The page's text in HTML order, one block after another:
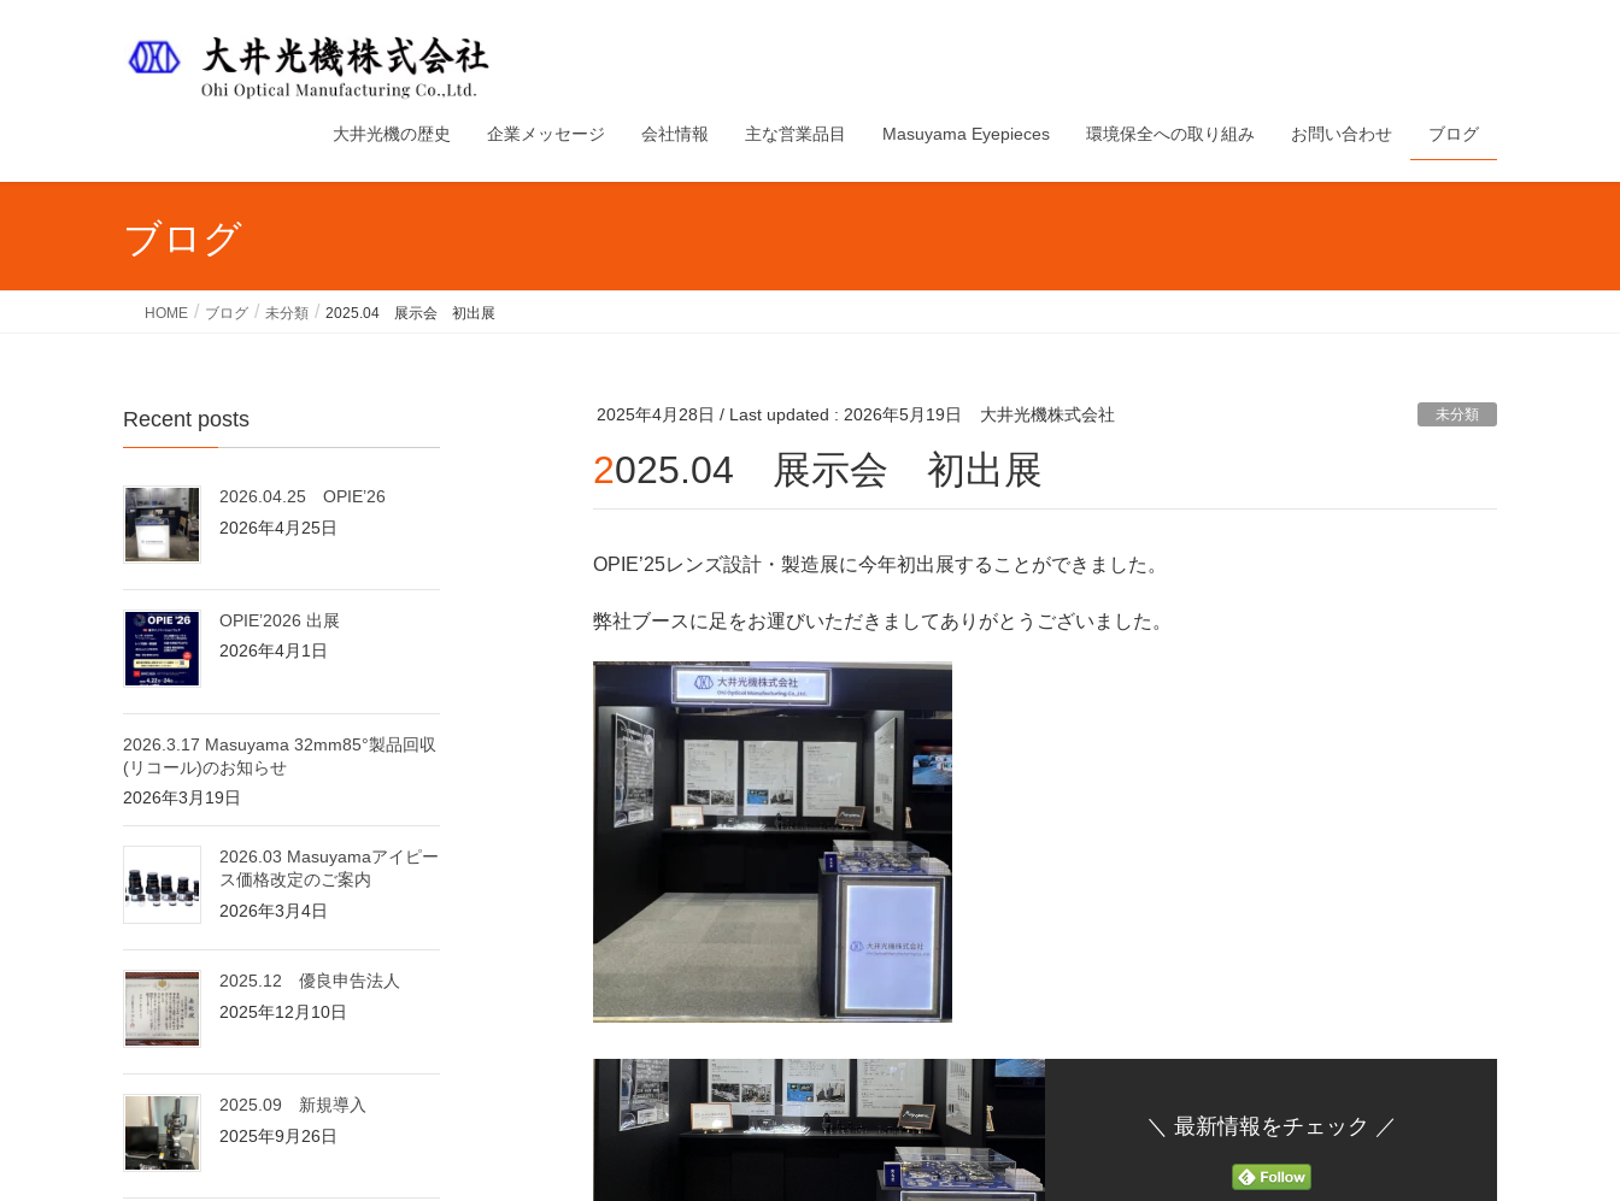
大井光機の歴史 企業メッセージ 会社情報 主な営業品目 Masuyama Eyepieces 環境保全への取り組み お問い合わせ ブログ
ブログ
HOME ブログ 未分類 2025.04 展示会 初出展
2025年4月28日 / Last updated : 2026年5月19日 大井光機株式会社 未分類
2025.04 展示会 初出展
OPIE’25レンズ設計・製造展に今年初出展することができました。
弊社ブースに足をお運びいただきましてありがとうございました。
＼ 最新情報をチェック ／
Recent posts
2026.04.25 OPIE’26
2026年4月25日
OPIE’2026 出展
2026年4月1日
2026.3.17 Masuyama 32mm85°製品回収
(リコール)のお知らせ
2026年3月19日
2026.03 Masuyamaアイピー
ス価格改定のご案内
2026年3月4日
2025.12 優良申告法人
2025年12月10日
2025.09 新規導入
2025年9月26日